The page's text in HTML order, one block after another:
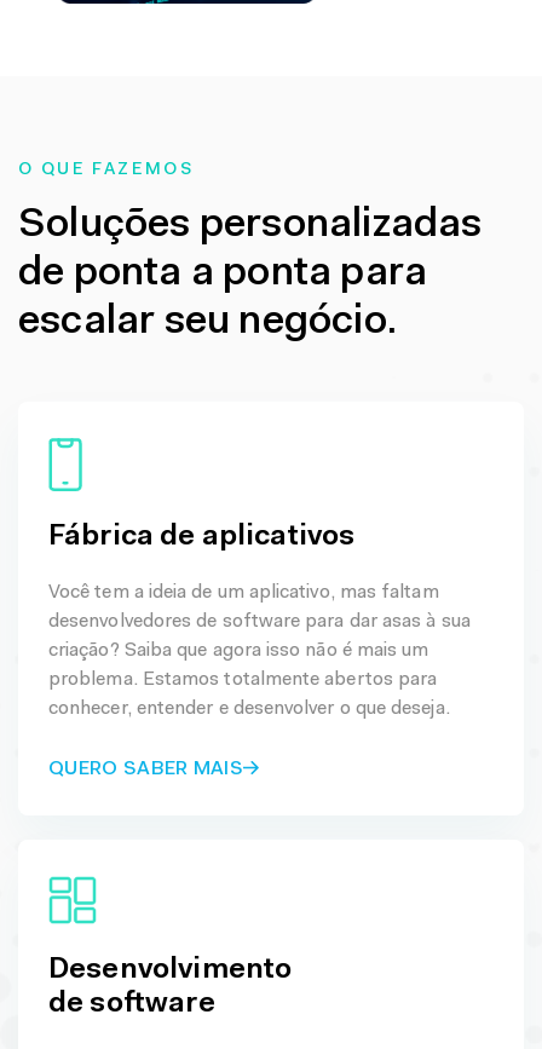
O QUE FAZEMOS
Soluções personalizadas
de ponta a ponta para
escalar seu negócio.
Fábrica de aplicativos
Você tem a ideia de um aplicativo, mas faltam
desenvolvedores de software para dar asas à sua
criação? Saiba que agora isso não é mais um
problema. Estamos totalmente abertos para
conhecer, entender e desenvolver o que deseja.
QUERO SABER MAIS
Desenvolvimento
de software